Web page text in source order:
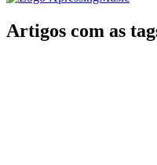
Artigos com as